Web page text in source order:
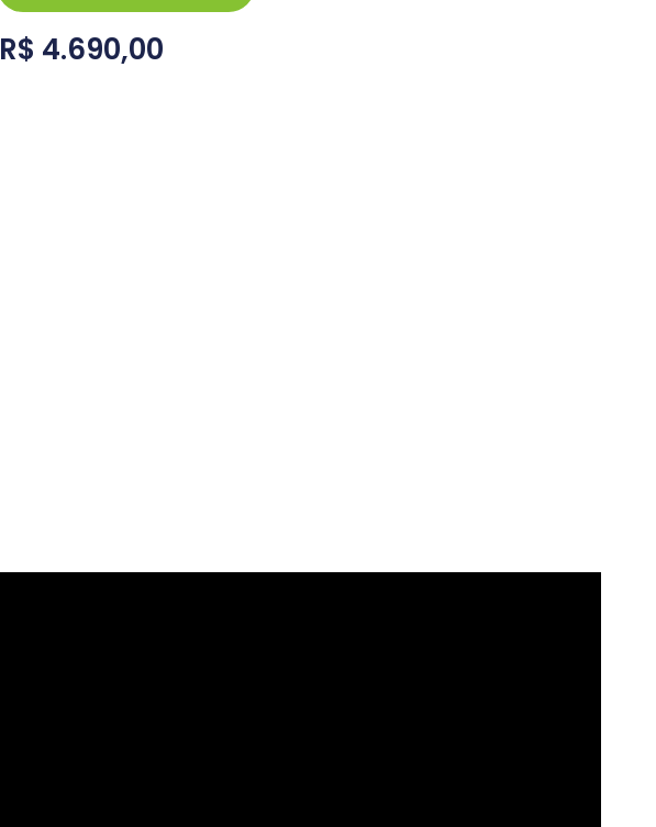
R$ 4.690,00